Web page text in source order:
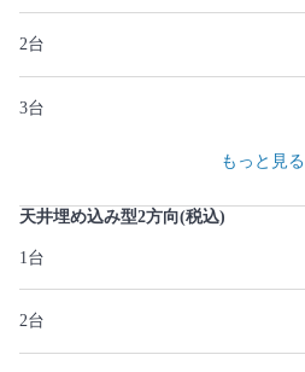
2台
3台
もっと見る
天井埋め込み型2方向(税込)
1台
2台